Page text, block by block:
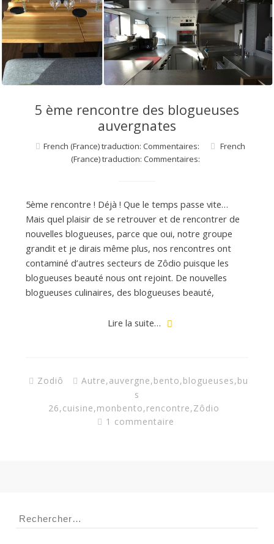
e
d
5 ème rencontre des blogueuses
auvergnates
French (France) traduction: Commentaires:
French
(France) traduction: Commentaires:
5ème rencontre ! Déjà ! Que le temps passe vite…
Mais quel plaisir de se retrouver et de rencontrer de
nouvelles blogueuses, parce que oui, notre groupe
grandit et je dirais même plus, nos rencontres ont
contaminé d’autres secteurs de Zôdio puisque les
blogueuses beauté nous ont rejoint. De nouvelles
blogueuses culinaires, des blogueuses beauté,
Lire la suite…
Zodiô Autre,auvergne,bento,blogueuses,bu
s
26,cuisine,monbento,rencontre,Zôdio
1 commentaire
Rechercher :